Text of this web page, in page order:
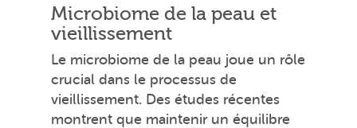
Microbiome de la peau et
vieillissement
Le microbiome de la peau joue un rôle
crucial dans le processus de
vieillissement. Des études récentes
montrent que maintenir un équilibre